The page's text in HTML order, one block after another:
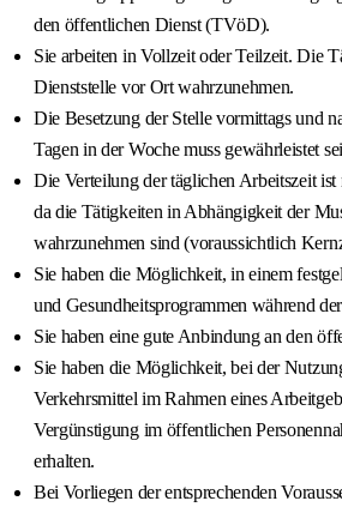
den öffentlichen Dienst (TVöD).
Sie arbeiten in Vollzeit oder Teilzeit. Die
Dienststelle vor Ort wahrzunehmen.
Die Besetzung der Stelle vormittags und
Tagen in der Woche muss gewährleistet
Die Verteilung der täglichen Arbeitszeit
da die Tätigkeiten in Abhängigkeit der
wahrzunehmen sind (voraussichtlich
Sie haben die Möglichkeit, in einem
und Gesundheitsprogrammen während
Sie haben eine gute Anbindung an den
Sie haben die Möglichkeit, bei der
Verkehrsmittel im Rahmen eines
Vergünstigung im öffentlichen
erhalten.
Bei Vorliegen der entsprechenden